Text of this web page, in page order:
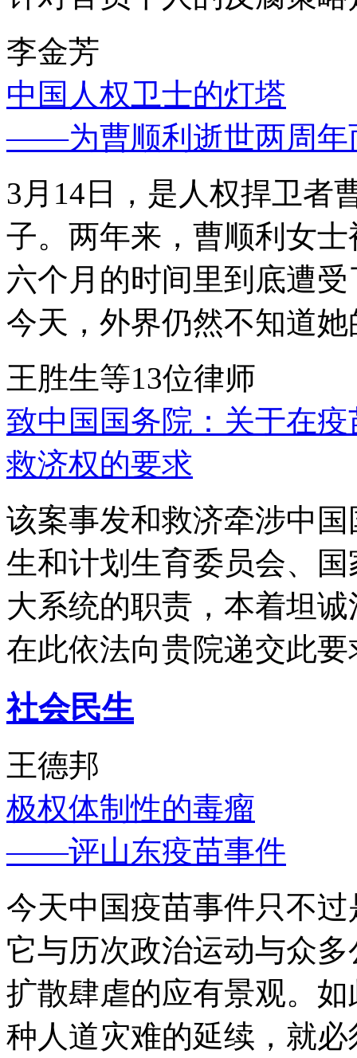
李金芳
中国人权卫士的灯塔
——为曹顺利逝世两周年
3月14日，是人权捍卫者
子。两年来，曹顺利女
六个月的时间里到底遭
今天，外界仍然不知道
王胜生等13位律师
致中国国务院：关于在
救济权的要求
该案事发和救济牵涉中
生和计划生育委员会、
大系统的职责，本着坦
在此依法向贵院递交此要
社会民生
王德邦
极权体制性的毒瘤
——评山东疫苗事件
今天中国疫苗事件只不
它与历次政治运动与众
扩散肆虐的应有景观。
种人道灾难的延续，就